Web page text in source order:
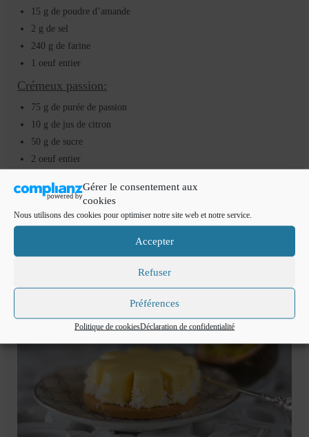
Gérer le consentement aux
cookies
Nous utilisons des cookies pour optimiser notre site web et notre service.
Accepter
Refuser
Préférences
Politique de cookiesDéclaration de confidentialité
15 g de poudre d’amande
2 g de sel
240 g de farine
1 oeuf entier
Crémeux passion:
75 g de purée de passion
10 g de jus de citron
50 g de sucre
2 oeuf entier
Nappage neutre :
150 g d’eau
10 g de gélatine en feuille